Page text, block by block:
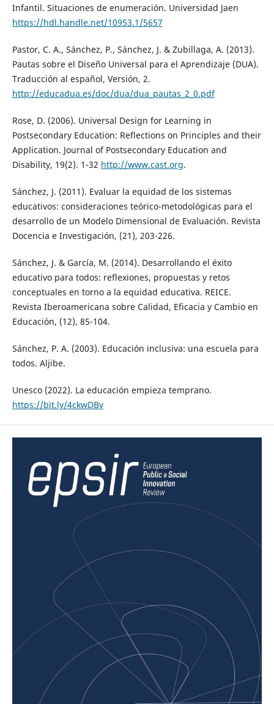
Infantil. Situaciones de enumeración. Universidad Jaen
https://hdl.handle.net/10953.1/5657
Pastor, C. A., Sánchez, P., Sánchez, J. & Zubillaga, A. (2013).
Pautas sobre el Diseño Universal para el Aprendizaje (DUA).
Traducción al español, Versión, 2.
http://educadua.es/doc/dua/dua_pautas_2_0.pdf
Rose, D. (2006). Universal Design for Learning in
Postsecondary Education: Reflections on Principles and their
Application. Journal of Postsecondary Education and
Disability, 19(2). 1-32 http://www.cast.org.
Sánchez, J. (2011). Evaluar la equidad de los sistemas
educativos: consideraciones teórico-metodológicas para el
desarrollo de un Modelo Dimensional de Evaluación. Revista
Docencia e Investigación, (21), 203-226.
Sánchez, J. & García, M. (2014). Desarrollando el éxito
educativo para todos: reflexiones, propuestas y retos
conceptuales en torno a la equidad educativa. REICE.
Revista Iberoamericana sobre Calidad, Eficacia y Cambio en
Educación, (12), 85-104.
Sánchez, P. A. (2003). Educación inclusiva: una escuela para
todos. Aljibe.
Unesco (2022). La educación empieza temprano.
https://bit.ly/4ckwDBv